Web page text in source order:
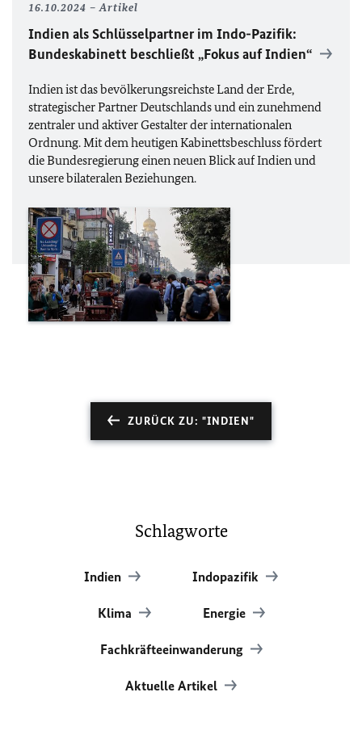
16.10.2024 Artikel
Indien als Schlüsselpartner im Indo-Pazifik:
Bundeskabinett beschließt „Fokus auf Indien“
Indien ist das bevölkerungsreichste Land der Erde,
strategischer Partner Deutschlands und ein zunehmend
zentraler und aktiver Gestalter der internationalen
Ordnung. Mit dem heutigen Kabinettsbeschluss fördert
die Bundesregierung einen neuen Blick auf Indien und
unsere bilateralen Beziehungen.
ZURÜCK ZU: "INDIEN"
Schlagworte
Indien Indopazifik
Klima Energie
Fachkräfteeinwanderung
Aktuelle Artikel